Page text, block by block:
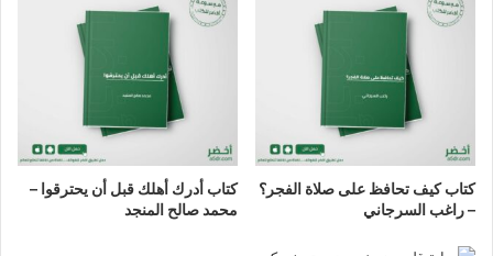
كتاب كيف تحافظ على صلاة الفجر؟
– راغب السرجاني
كتاب أدرك أهلك قبل أن يحترقوا –
محمد صالح المنجد